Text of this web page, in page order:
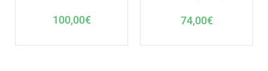
100,00€ 74,00€